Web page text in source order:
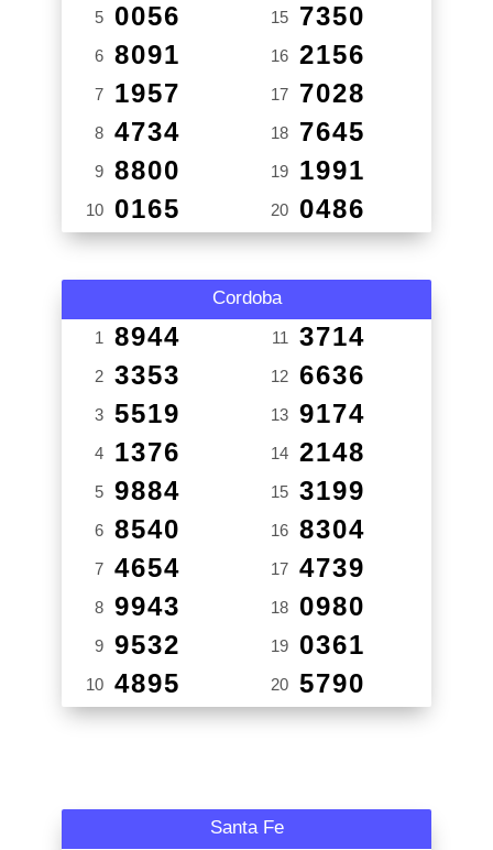
5 0056
6 8091
7 1957
8 4734
9 8800
10 0165
15 7350
16 2156
17 7028
18 7645
19 1991
20 0486
Cordoba
1 8944
2 3353
3 5519
4 1376
5 9884
6 8540
7 4654
8 9943
9 9532
10 4895
11 3714
12 6636
13 9174
14 2148
15 3199
16 8304
17 4739
18 0980
19 0361
20 5790
Santa Fe